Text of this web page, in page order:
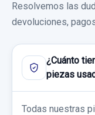
Ref:
70,00 €
Sin IVA, gastos
Garantía 1
11,56 €
Sin IVA, gastos
DISCO FRENO
Resolvemos las
devoluciones,
¿Cuánto
piezas
Todas nuestras